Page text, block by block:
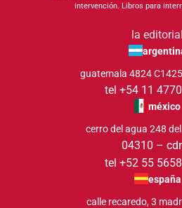
intervención. Libros para
la editorial
guatemala 4824
tel +54 11
méxico
cerro del agua 248
04310 –
tel +52 55
españa
calle recaredo, 3